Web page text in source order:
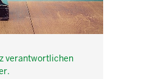
verantwortlichen